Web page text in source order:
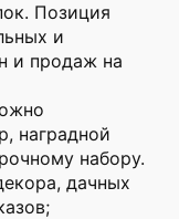
Позиция
и
и продаж на
наградной
набору.
дачных